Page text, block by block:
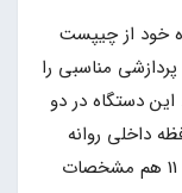
خود از چیپست
پردازشی مناسبی را
دستگاه در دو
گیگابایت حافظه داخلی روانه
بازار می‌شود. رابط کاربری MIUI 12 با اندروید 11 هم مشخصات